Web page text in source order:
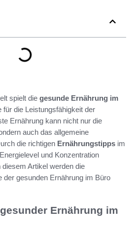
spielt die gesunde Ernährung im
für die Leistungsfähigkeit der
Ernährung kann nicht nur die
auch das allgemeine
die richtigen Ernährungstipps im
und Konzentration
Artikel werden die
der gesunden Ernährung im Büro
Ernährung im